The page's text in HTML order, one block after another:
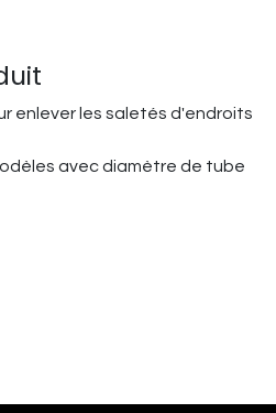
enlever les saletés d'endroits
avec diamètre de tube